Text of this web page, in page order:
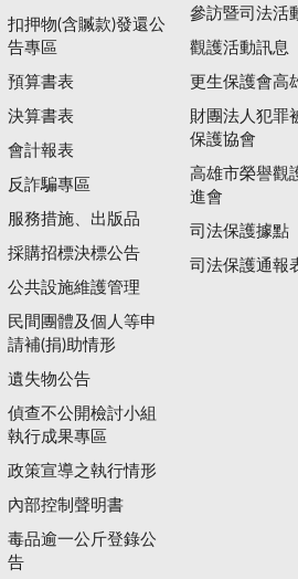
扣押物(含贓款)發還公
告專區
預算書表
決算書表
會計報表
反詐騙專區
服務措施、出版品
採購招標決標公告
公共設施維護管理
民間團體及個人等申
請補(捐)助情形
遺失物公告
偵查不公開檢討小組
執行成果專區
政策宣導之執行情形
內部控制聲明書
毒品逾一公斤登錄公
告
參訪暨司法活
觀護活動訊息
更生保護會高
財團法人犯罪
保護協會
高雄市榮譽觀
進會
司法保護據點
司法保護通報